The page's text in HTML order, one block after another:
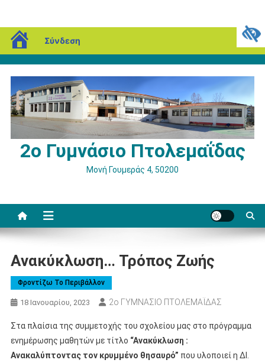
blogs.sch.gr
Σύνδεση
Μεταπηδήστε
στο
περιεχόμενο
2ο Γυμνάσιο Πτολεμαΐδας
Μονή Γουμεράς 4, 50200
Ανακύκλωση… Τρόπος Ζωής
Φροντίζω Το Περιβάλλον
18 Ιανουαρίου, 2023 2ο ΓΥΜΝΑΣΙΟ ΠΤΟΛΕΜΑΪΔΑΣ
Στα πλαίσια της συμμετοχής του σχολείου μας στο πρόγραμμα
ενημέρωσης μαθητών με τίτλο “Ανακύκλωση :
Ανακαλύπτοντας τον κρυμμένο θησαυρό” που υλοποιεί η ΔΙ.